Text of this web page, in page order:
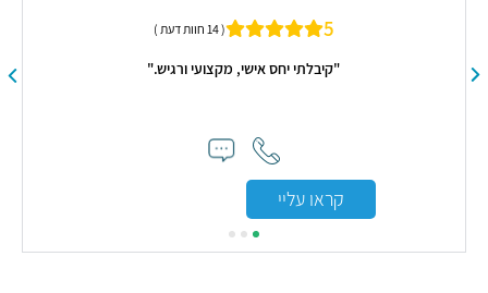
5 ( 14 חוות דעת )
"קיבלתי יחס אישי, מקצועי ורגיש."
קראו עליי